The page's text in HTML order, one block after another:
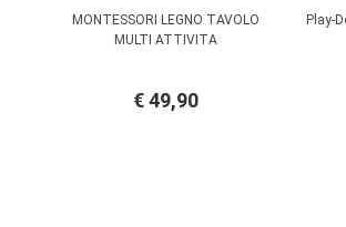
MONTESSORI LEGNO TAVOLO
MULTI ATTIVITA
€ 49,90
Play-